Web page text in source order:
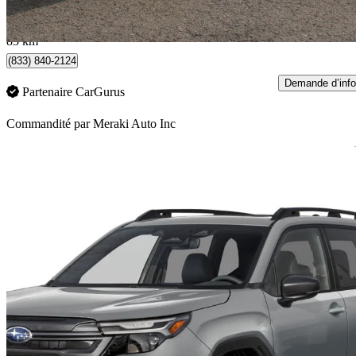
369 $/mois env.
Acton, ON
85 km
(833) 840-2124
Partenaire CarGurus
Demande d’info
Commandité parMeraki Auto Inc